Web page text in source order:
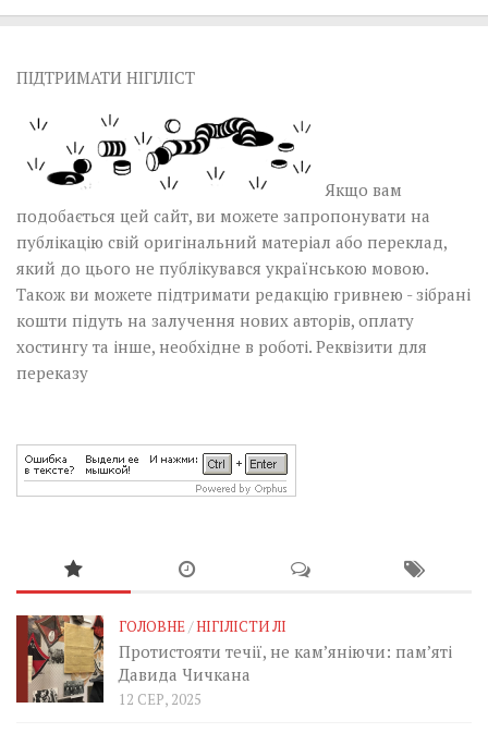
ПІДТРИМАТИ НІГІЛІСТ
Якщо вам
подобається цей сайт, ви можете запропонувати на
публікацію свій оригінальний матеріал або переклад,
який до цього не публікувався українською мовою.
Також ви можете підтримати редакцію гривнею - зібрані
кошти підуть на залучення нових авторів, оплату
хостингу та інше, необхідне в роботі. Реквізити для
переказу
ГОЛОВНЕ/НІГІЛІСТИ ЛІ
Протистояти течії, не кам’яніючи: пам’яті
Давида Чичкана
12 СЕР, 2025